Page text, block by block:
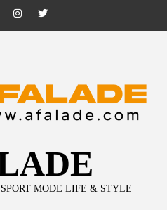
InstagramTwitter
MODE LIFE & STYLE